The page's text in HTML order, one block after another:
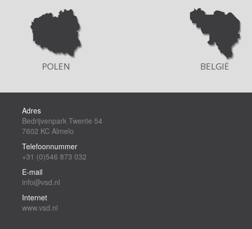
Adres
Bedrijvenpark Twente 54
7602 KC Almelo
Telefoonnummer
+31 (0)546 873 032
E-mail
info@vsd.nl
Internet
www.vsd.nl